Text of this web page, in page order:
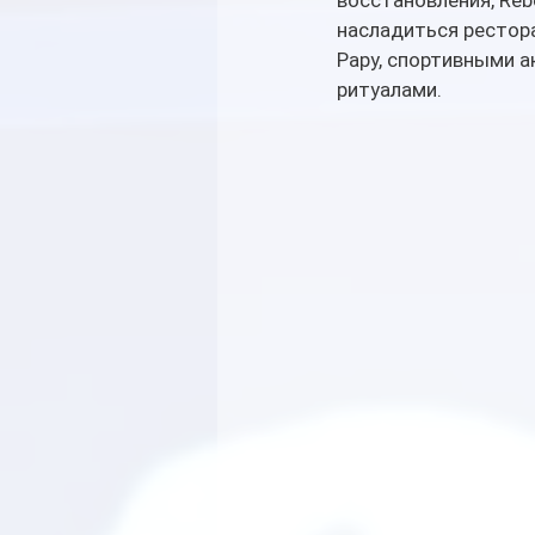
насладиться
Papy, спортивными
ритуалами.